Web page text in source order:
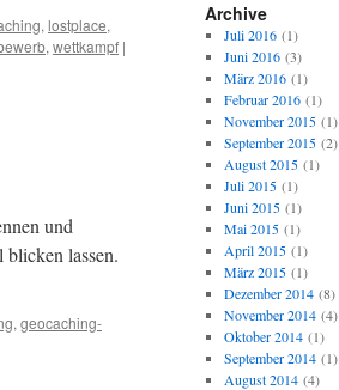
, lostplace,
, wettkampf |
und
blicken lassen.
, geocaching-
Archive
Juli 2016(1)
Juni 2016(3)
März 2016(1)
Februar 2016(1)
November 2015(1)
September 2015(2)
August 2015(1)
Juli 2015(1)
Juni 2015(1)
Mai 2015(1)
April 2015(1)
März 2015(1)
Dezember 2014(8)
November 2014(4)
Oktober 2014(1)
September 2014(1)
August 2014(4)